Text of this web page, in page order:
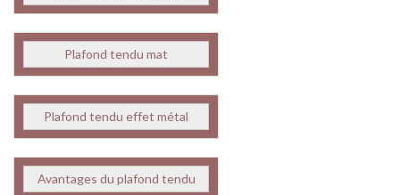
Plafond tendu mat
Plafond tendu effet métal
Avantages du plafond tendu